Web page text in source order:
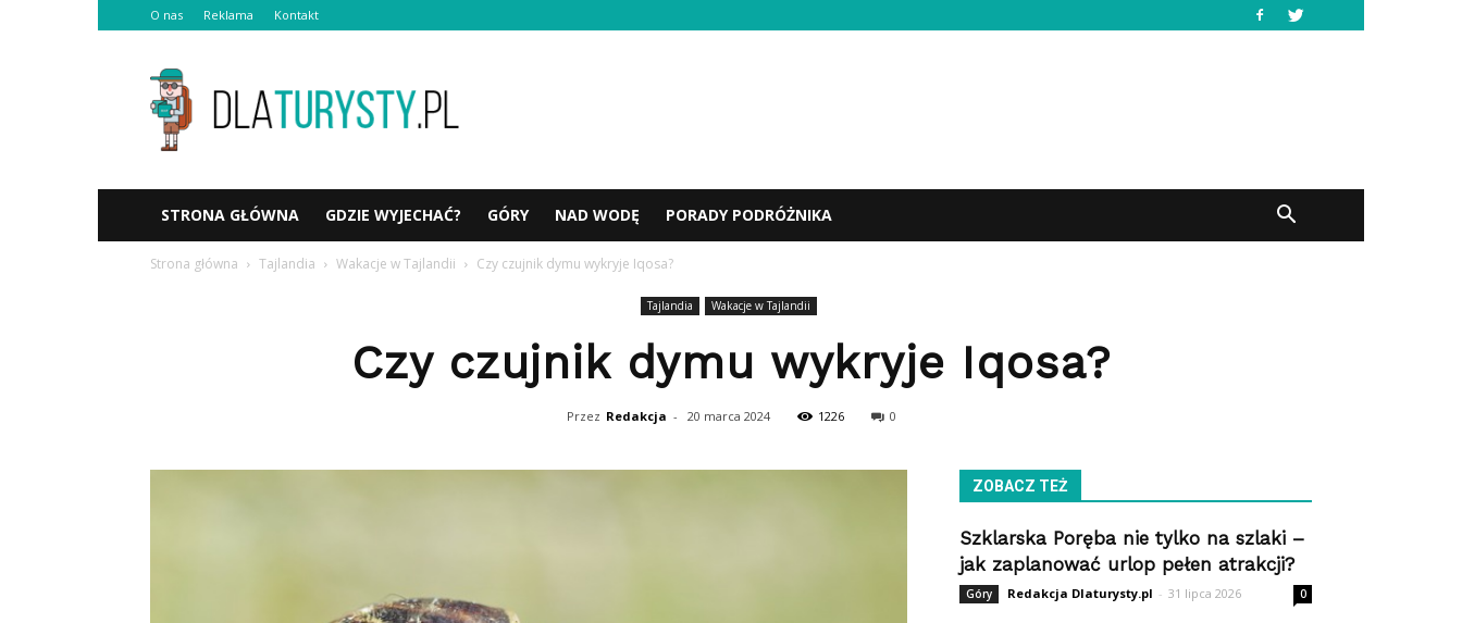
O nas Reklama Kontakt
Dlaturysty.pl
STRONA GŁÓWNA GDZIE WYJECHAĆ? GÓRY NAD WODĘ PORADY PODRÓŻNIKA
Strona główna Tajlandia Wakacje w Tajlandii Czy czujnik dymu wykryje Iqosa?
Tajlandia Wakacje w Tajlandii
Czy czujnik dymu wykryje Iqosa?
Przez Redakcja - 20 marca 2024 1226 0
ZOBACZ TEŻ
Szklarska Poręba nie tylko na szlaki –
jak zaplanować urlop pełen atrakcji?
Góry Redakcja Dlaturysty.pl - 31 lipca 2026 0